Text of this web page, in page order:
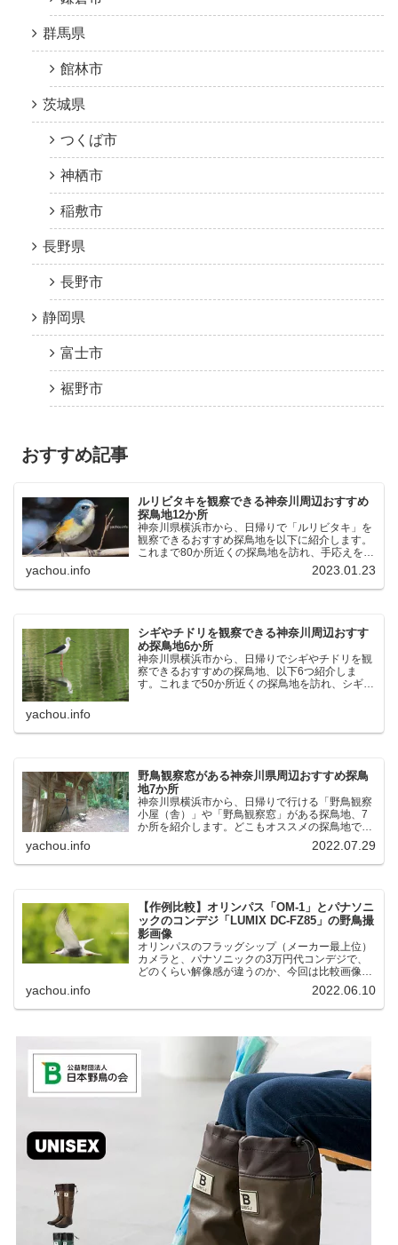
群馬県
館林市
茨城県
つくば市
神栖市
稲敷市
長野県
長野市
静岡県
富士市
裾野市
おすすめ記事
ルリビタキを観察できる神奈川周辺おすすめ
探鳥地12か所
神奈川県横浜市から、日帰りで「ルリビタキ」を
観察できるおすすめ探鳥地を以下に紹介します。
これまで80か所近くの探鳥地を訪れ、手応えを感
じた場所です。以下、★ が多いほど観察しやす
く、出現頻度が高いと感じた場所です。 北本自然
観察公園：埼玉県...
yachou.info 2023.01.23
シギやチドリを観察できる神奈川周辺おすす
め探鳥地6か所
神奈川県横浜市から、日帰りでシギやチドリを観
察できるおすすめの探鳥地、以下6つ紹介しま
す。これまで50か所近くの探鳥地を訪れ、シギや
yachou.info
野鳥観察窓がある神奈川県周辺おすすめ探鳥
地7か所
神奈川県横浜市から、日帰りで行ける「野鳥観察
小屋（舎）」や「野鳥観察窓」がある探鳥地、7
か所を紹介します。どこもオススメの探鳥地で
す。実際に訪れてみると、野山にいる野鳥、海や
湖にいる野鳥それぞれ違う観察になりました。街
中にあり、電車で行ける...
yachou.info 2022.07.29
【作例比較】オリンパス「OM-1」とパナソニ
ックのコンデジ「LUMIX DC-FZ85」の野鳥撮
影画像
オリンパスのフラッグシップ（メーカー最上位）
カメラと、パナソニックの3万円代コンデジで、
どのくらい解像感が違うのか、今回は比較画像を
紹介します。私はコンデジを愛用しているのです
が、相棒がオリンパス「OM-1」を使い始めたと
ころ、同じ被写体で...
yachou.info 2022.06.10